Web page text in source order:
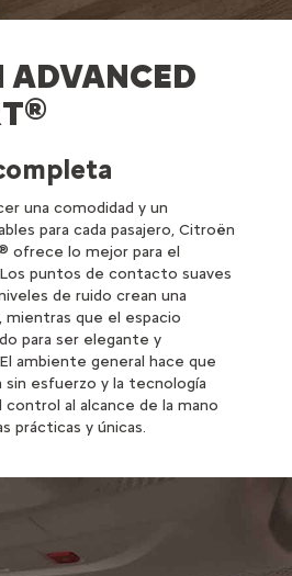
ADVANCED
una comodidad y un
para cada pasajero, Citroën
ofrece lo mejor para el
puntos de contacto suaves
de ruido crean una
mientras que el espacio
para ser elegante y
ambiente general hace que
sin esfuerzo y la tecnología
al alcance de la mano
prácticas y únicas.